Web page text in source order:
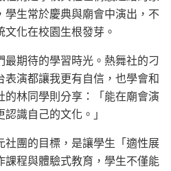
生常於慶典與廟會中演出，不
化在校園生根發芽。
期待的學習時光。熱舞社的刁
表演都讓我更有自信，也學會和
林同學則分享：「能在廟會演
識自己的文化。」
社團的目標，是讓學生「適性展
課程與體驗式教育，學生不僅能